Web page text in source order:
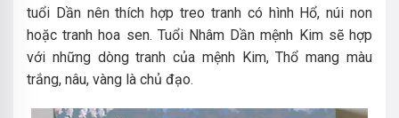
tuổi Dần nên thích hợp treo tranh có hình Hổ, núi non
hoặc tranh hoa sen. Tuổi Nhâm Dần mệnh Kim sẽ hợp
với những dòng tranh của mệnh Kim, Thổ mang màu
trắng, nâu, vàng là chủ đạo.